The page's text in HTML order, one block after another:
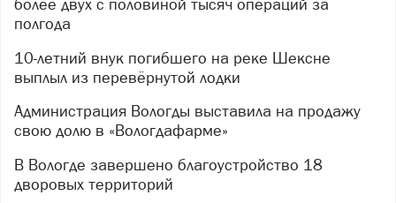
более двух с половиной тысяч операций за
полгода
10-летний внук погибшего на реке Шексне
выплыл из перевёрнутой лодки
Администрация Вологды выставила на продажу
свою долю в «Вологдафарме»
В Вологде завершено благоустройство 18
дворовых территорий